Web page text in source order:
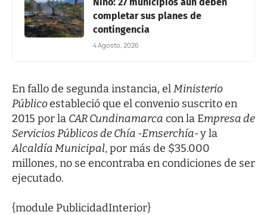
completar sus planes de
contingencia
4 Agosto, 2026
En fallo de segunda instancia, elMinisterio
Públicoestableció que el convenio suscrito en
2015 por la CAR Cundinamarca con la Empresa de
Servicios Públicos de Chía -Emserchía-y la
Alcaldía Municipal, por más de $35.000
millones, no se encontraba en condiciones de ser
ejecutado.
{module PublicidadInterior}